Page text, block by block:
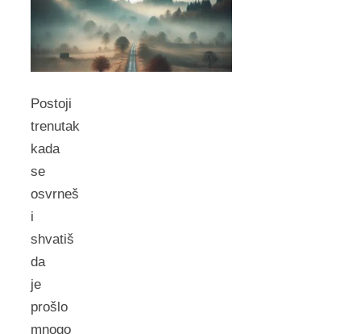
Postoji
trenutak
kada
se
osvrneš
i
shvatiš
da
je
prošlo
mnogo